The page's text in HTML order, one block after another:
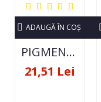
PIGMENT NEON SET 12 CULORI
21,51 Lei
ADAUGĂ ÎN COŞ